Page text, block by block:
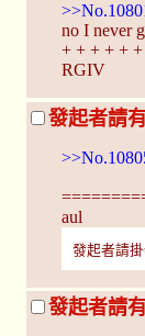
no I never
+ + + + + +
RGIV
發起者請
aul
發起者請
發起者請